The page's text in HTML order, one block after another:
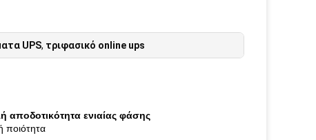
UPS, τριφασικό online ups
αποδοτικότητα ενιαίας φάσης
ποιότητα